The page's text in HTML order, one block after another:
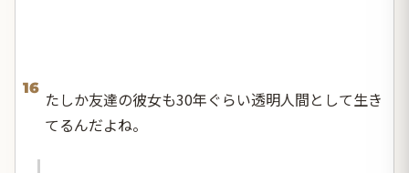
16
たしか友達の彼女も30年ぐらい透明人間として生き
てるんだよね。